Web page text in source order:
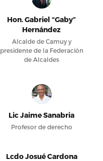
Hon. Gabriel “Gaby”
Hernández
Alcalde de Camuy y
presidente de la Federación
de Alcaldes
Lic Jaime Sanabria
Profesor de derecho
Lcdo Josué Cardona